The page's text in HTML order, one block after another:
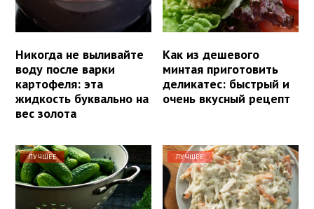
Никогда не выливайте
воду после варки
картофеля: эта
жидкость буквально на
вес золота
Как из дешевого
минтая приготовить
деликатес: быстрый и
очень вкусный рецепт
ЛУЧШЕЕ ЛУЧШЕЕ